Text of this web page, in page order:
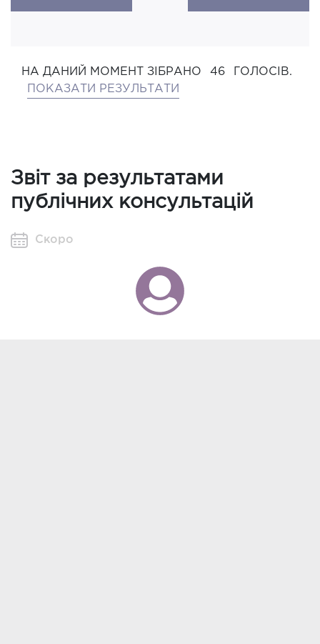
НА ДАНИЙ МОМЕНТ ЗІБРАНО 46
ГОЛОСІВ.
ПОКАЗАТИ РЕЗУЛЬТАТИ
Звіт за результатами
публічних консультацій
Скоро